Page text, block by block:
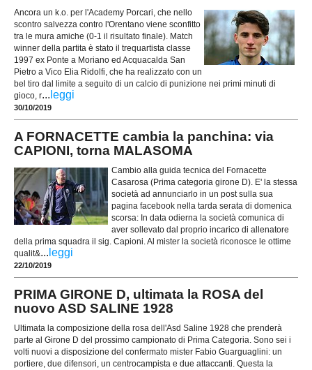
Ancora un k.o. per l'Academy Porcari, che nello
scontro salvezza contro l'Orentano viene sconfitto
tra le mura amiche (0-1 il risultato finale). Match
winner della partita è stato il trequartista classe
1997 ex Ponte a Moriano ed Acquacalda San
Pietro a Vico Elia Ridolfi, che ha realizzato con un
bel tiro dal limite a seguito di un calcio di punizione nei primi minuti di
gioco, r... leggi
30/10/2019
A FORNACETTE cambia la panchina: via
CAPIONI, torna MALASOMA
Cambio alla guida tecnica del Fornacette
Casarosa (Prima categoria girone D). E' la stessa
società ad annunciarlo in un post sulla sua
pagina facebook nella tarda serata di domenica
scorsa: In data odierna la società comunica di
aver sollevato dal proprio incarico di allenatore
della prima squadra il sig. Capioni. Al mister la società riconosce le ottime
qualit&... leggi
22/10/2019
PRIMA GIRONE D, ultimata la ROSA del
nuovo ASD SALINE 1928
Ultimata la composizione della rosa dell'Asd Saline 1928 che prenderà
parte al Girone D del prossimo campionato di Prima Categoria. Sono sei i
volti nuovi a disposizione del confermato mister Fabio Guarguaglini: un
portiere, due difensori, un centrocampista e due attaccanti. Questa la